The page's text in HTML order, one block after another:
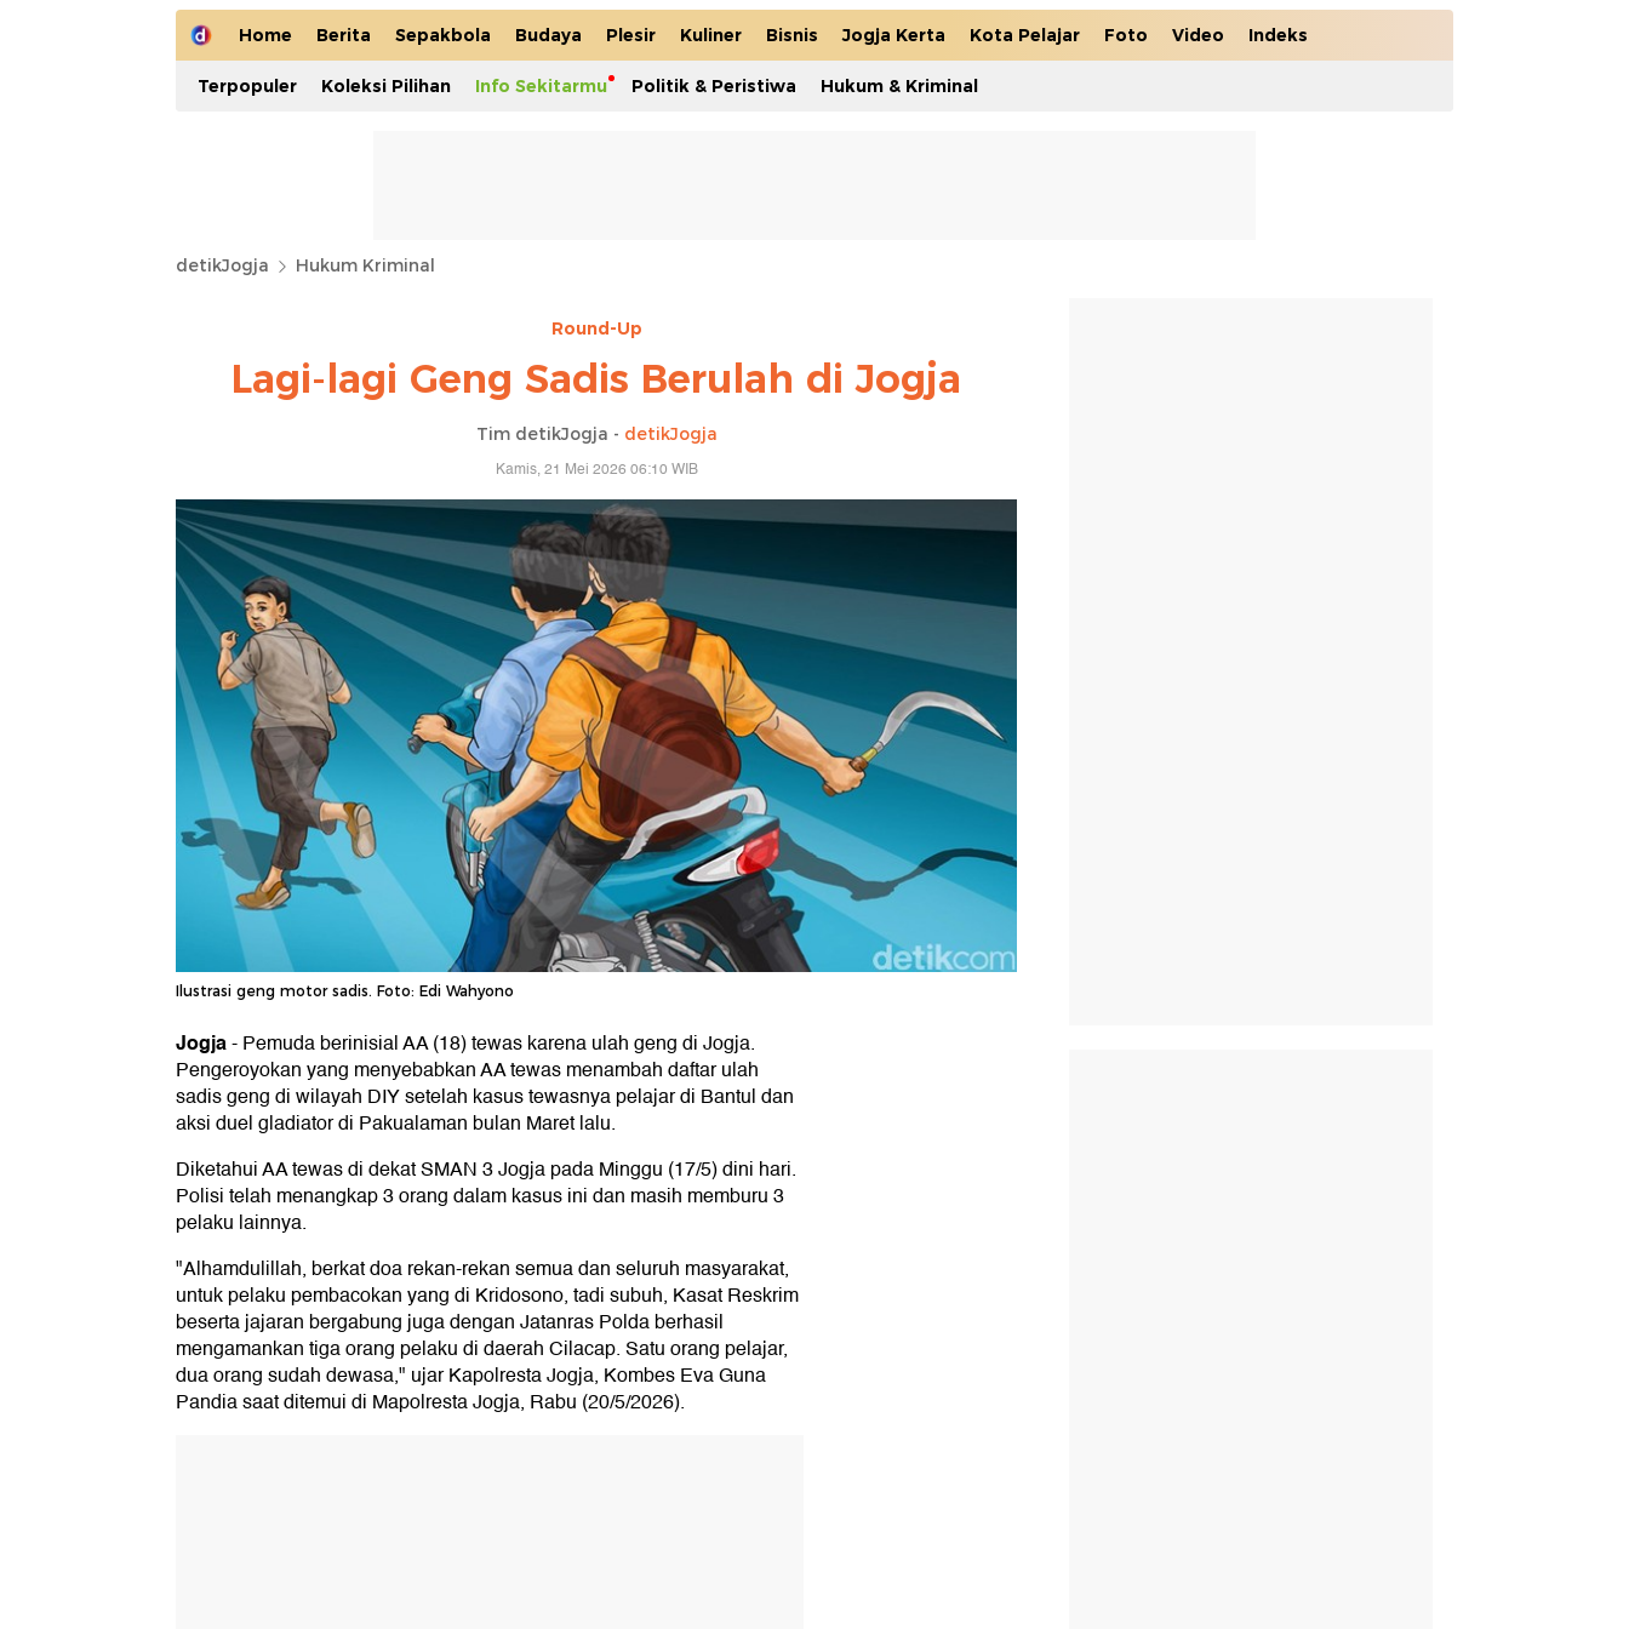
Home Berita Sepakbola Budaya Plesir Kuliner Bisnis Jogja Kerta Kota Pelajar Foto Video Indeks
Terpopuler Koleksi Pilihan Info Sekitarmu Politik & Peristiwa Hukum & Kriminal
detikJogja Hukum Kriminal
Round-Up
Lagi-lagi Geng Sadis Berulah di Jogja
Tim detikJogja - detikJogja
Kamis, 21 Mei 2026 06:10 WIB
Ilustrasi geng motor sadis. Foto: Edi Wahyono
Jogja-Pemuda berinisial AA (18) tewas karena ulah geng di Jogja.
Pengeroyokan yang menyebabkan AA tewas menambah daftar ulah
sadis geng di wilayah DIY setelah kasus tewasnya pelajar di Bantul dan
aksi duel gladiator di Pakualaman bulan Maret lalu.
Diketahui AA tewas di dekat SMAN 3 Jogja pada Minggu (17/5) dini hari.
Polisi telah menangkap 3 orang dalam kasus ini dan masih memburu 3
pelaku lainnya.
"Alhamdulillah, berkat doa rekan-rekan semua dan seluruh masyarakat,
untuk pelaku pembacokan yang di Kridosono, tadi subuh, Kasat Reskrim
beserta jajaran bergabung juga dengan Jatanras Polda berhasil
mengamankan tiga orang pelaku di daerah Cilacap. Satu orang pelajar,
dua orang sudah dewasa," ujar Kapolresta Jogja, Kombes Eva Guna
Pandia saat ditemui di Mapolresta Jogja, Rabu (20/5/2026).